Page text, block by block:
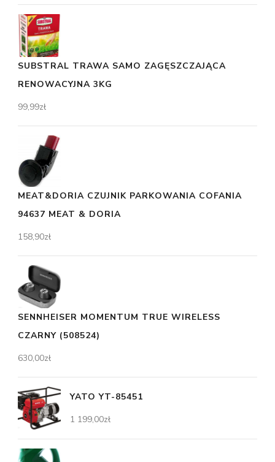
SUBSTRAL TRAWA SAMO ZAGĘSZCZAJĄCA
RENOWACYJNA 3KG
99,99zł
MEAT&DORIA CZUJNIK PARKOWANIA COFANIA
94637 MEAT & DORIA
158,90zł
SENNHEISER MOMENTUM TRUE WIRELESS
CZARNY (508524)
630,00zł
YATO YT-85451
1 199,00zł